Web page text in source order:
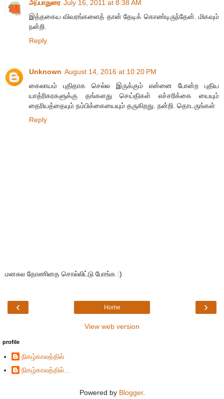
அப்பாதுரை July 16, 2011 at 8:38 AM
இத்தகைய விவரங்களைத் தான் தேடிக் கொண்டிருந்தேன். மிகவும்
நன்றி.
Reply
Unknown August 14, 2016 at 10:20 PM
கைலாயம் புதிதாக செல்ல இருக்கும் என்னை போன்ற புதிய
யாத்ரிகரகளுக்கு தங்களது செய்திகள் எச்சரிக்கை யையும்
தைரியத்தையும் நம்பிக்கையையும் தருகிறது. நன்றி. தொடருங்கள்
Reply
மனசுல தோணினத சொல்லிட்டு போங்க :)
‹ ›
Home
View web version
profile
நிகழ்காலத்தில்
நிகழ்காலத்தில்...
Powered by Blogger.